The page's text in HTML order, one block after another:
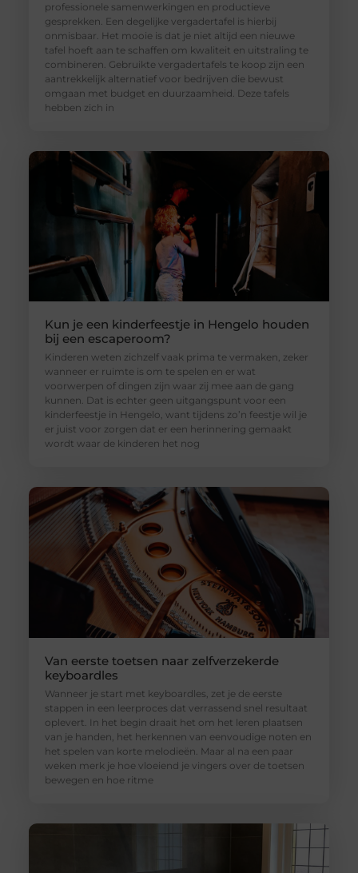
professionele samenwerkingen en productieve
gesprekken. Een degelijke vergadertafel is hierbij
onmisbaar. Het mooie is dat je niet altijd een nieuwe
tafel hoeft aan te schaffen om kwaliteit en uitstraling te
combineren. Gebruikte vergadertafels te koop zijn een
aantrekkelijk alternatief voor bedrijven die bewust
omgaan met budget en duurzaamheid. Deze tafels
hebben zich in
Kun je een kinderfeestje in Hengelo houden
bij een escaperoom?
Kinderen weten zichzelf vaak prima te vermaken, zeker
wanneer er ruimte is om te spelen en er wat
voorwerpen of dingen zijn waar zij mee aan de gang
kunnen. Dat is echter geen uitgangspunt voor een
kinderfeestje in Hengelo, want tijdens zo’n feestje wil je
er juist voor zorgen dat er een herinnering gemaakt
wordt waar de kinderen het nog
Van eerste toetsen naar zelfverzekerde
keyboardles
Wanneer je start met keyboardles, zet je de eerste
stappen in een leerproces dat verrassend snel resultaat
oplevert. In het begin draait het om het leren plaatsen
van je handen, het herkennen van eenvoudige noten en
het spelen van korte melodieën. Maar al na een paar
weken merk je hoe vloeiend je vingers over de toetsen
bewegen en hoe ritme